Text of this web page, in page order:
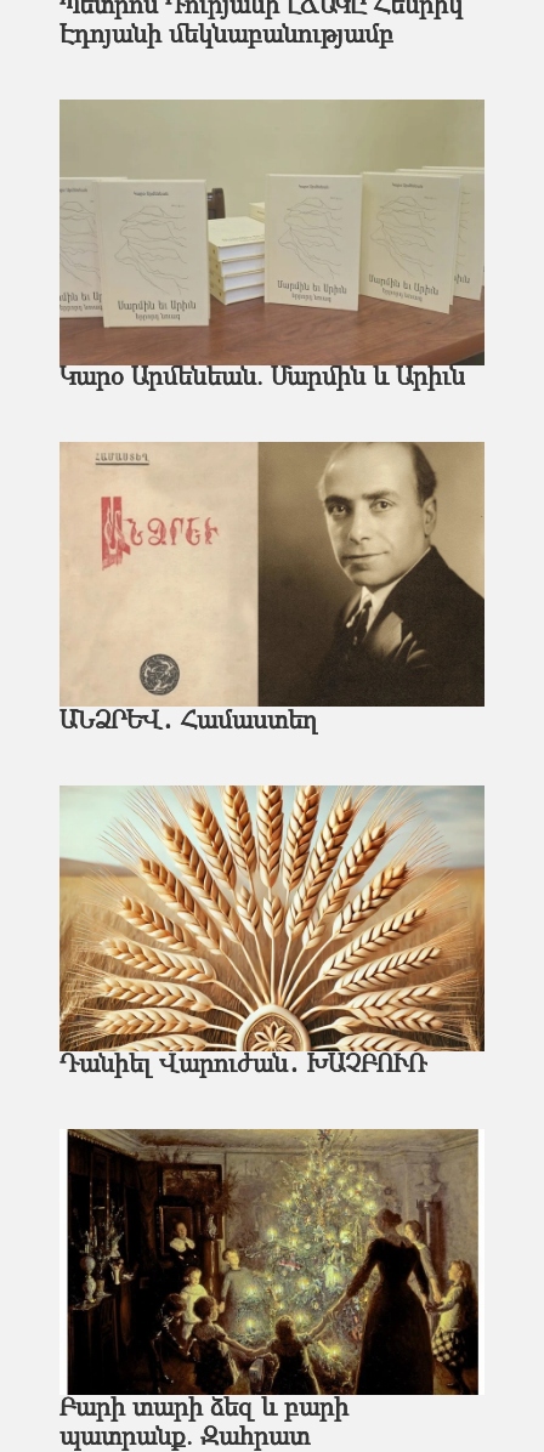
Պետրոս Դուրյանի ԼՃԱԿԸ Հենրիկ
Էդոյանի մեկնաբանությամբ
Կարօ Արմենեան. Մարմին եւ Արիւն
ԱՆՁՐԵՎ․ Համաստեղ
Դանիել Վարուժան․ ԽԱՉԲՈՒՌ
Բարի տարի ձեզ եւ բարի
պատրանք. Զահրատ